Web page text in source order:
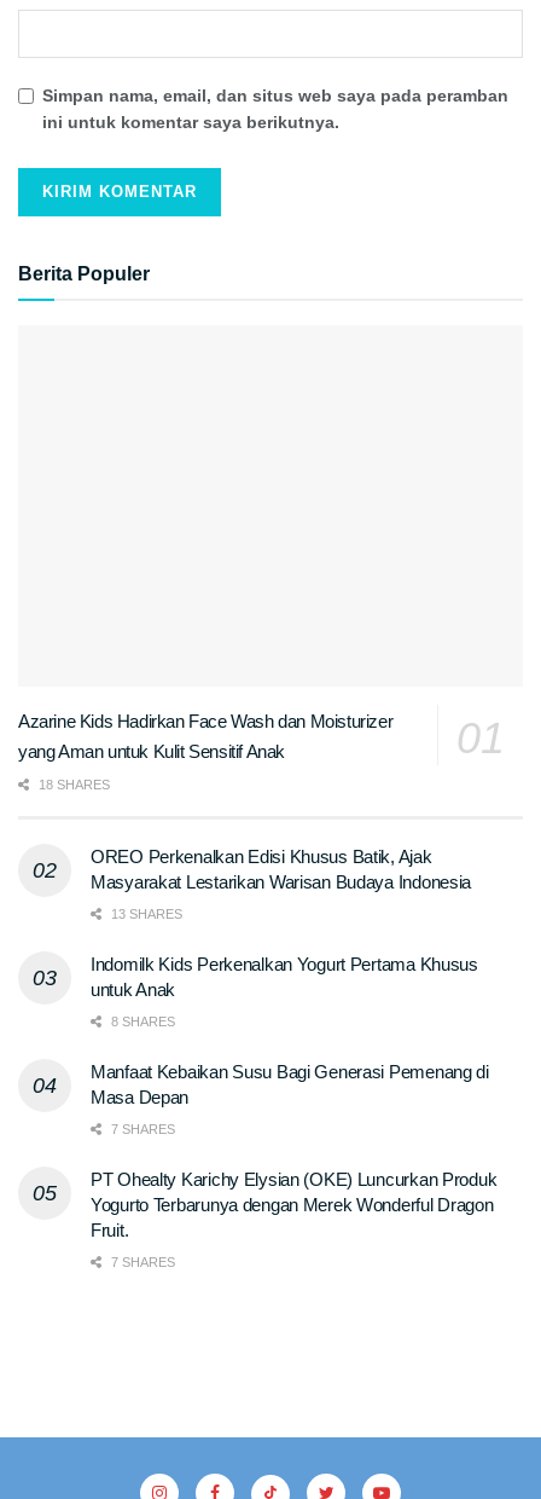
Simpan nama, email, dan situs web saya pada peramban
ini untuk komentar saya berikutnya.
Berita Populer
Azarine Kids Hadirkan Face Wash dan Moisturizer
yang Aman untuk Kulit Sensitif Anak
18 SHARES
OREO Perkenalkan Edisi Khusus Batik, Ajak
Masyarakat Lestarikan Warisan Budaya Indonesia
13 SHARES
Indomilk Kids Perkenalkan Yogurt Pertama Khusus
untuk Anak
8 SHARES
Manfaat Kebaikan Susu Bagi Generasi Pemenang di
Masa Depan
7 SHARES
PT Ohealty Karichy Elysian (OKE) Luncurkan Produk
Yogurto Terbarunya dengan Merek Wonderful Dragon
Fruit.
7 SHARES